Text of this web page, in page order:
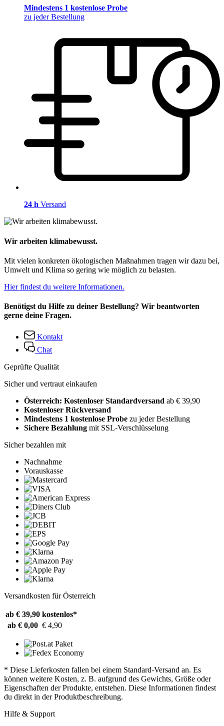
Mindestens 1 kostenlose Probe
zu jeder Bestellung
24 h Versand
Wir arbeiten klimabewusst.
Mit vielen konkreten ökologischen Maßnahmen tragen wir dazu bei,
Umwelt und Klima so gering wie möglich zu belasten.
Hier findest du weitere Informationen.
Benötigst du Hilfe zu deiner Bestellung? Wir beantworten
gerne deine Fragen.
Kontakt
Chat
Geprüfte Qualität
Sicher und vertraut einkaufen
Österreich: Kostenloser Standardversand ab € 39,90
Kostenloser Rückversand
Mindestens 1 kostenlose Probe zu jeder Bestellung
Sichere Bezahlung mit SSL-Verschlüsselung
Sicher bezahlen mit
Nachnahme
Vorauskasse
Versandkosten für Österreich
ab € 39,90 kostenlos*
ab € 0,00 € 4,90
* Diese Lieferkosten fallen bei einem Standard-Versand an. Es
können weitere Kosten, z. B. aufgrund des Gewichts, Größe oder
Eigenschaften der Produkte, entstehen. Diese Informationen findest
du direkt in der Produktbeschreibung.
Hilfe & Support